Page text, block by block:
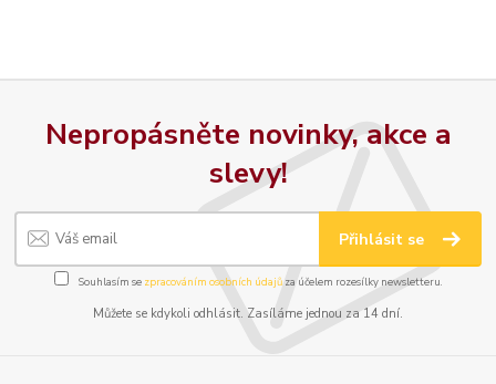
Nepropásněte novinky, akce a
slevy!
Přihlásit se
Souhlasím se zpracováním osobních údajůza účelem rozesílky newsletteru.
Můžete se kdykoli odhlásit. Zasíláme jednou za 14 dní.